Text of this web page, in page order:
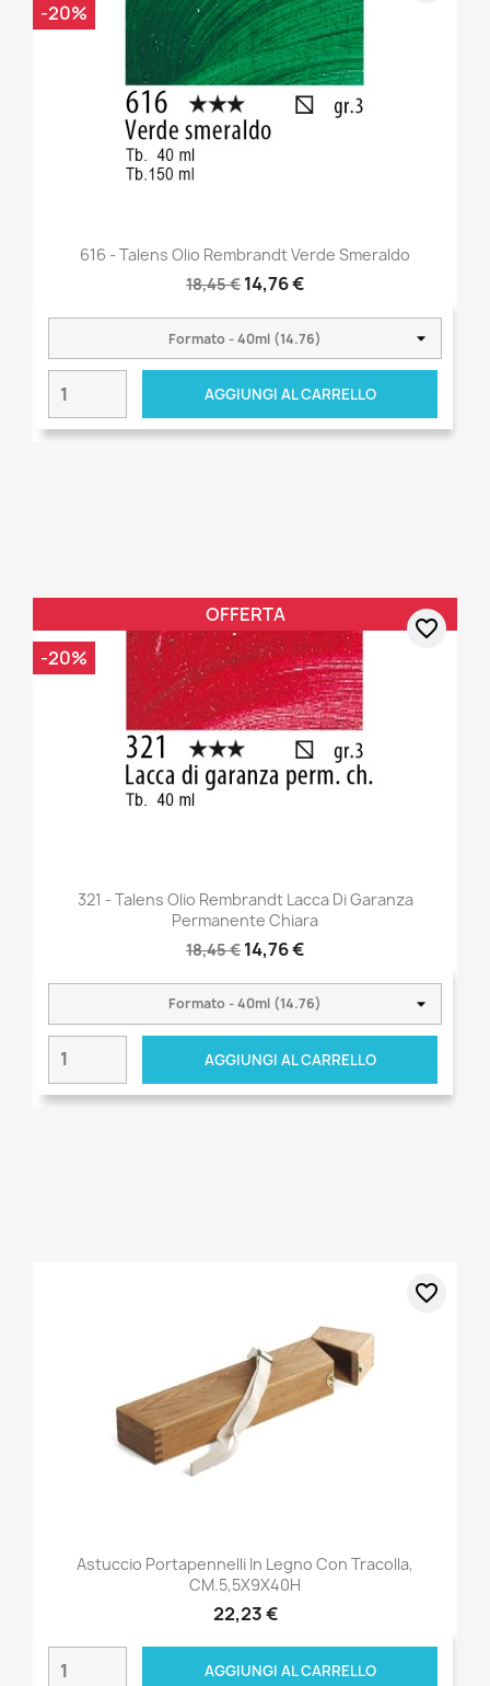
616 - Talens Olio Rembrandt Verde Smeraldo
18,45 € 14,76 €
AGGIUNGI AL CARRELLO
-20%
321 - Talens Olio Rembrandt Lacca Di Garanza
Permanente Chiara
18,45 € 14,76 €
AGGIUNGI AL CARRELLO
OFFERTA
-20%
favorite_border
Astuccio Portapennelli In Legno Con Tracolla,
CM.5,5X9X40H
22,23 €
AGGIUNGI AL CARRELLO
favorite_border